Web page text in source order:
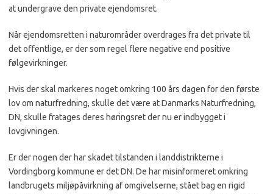
at undergrave den private ejendomsret.
Når ejendomsretten i naturområder overdrages fra det private til
det offentlige, er der som regel flere negative end positive
følgevirkninger.
Hvis der skal markeres noget omkring 100 års dagen for den første
lov om naturfredning, skulle det være at Danmarks Naturfredning,
DN, skulle fratages deres høringsret der nu er indbygget i
lovgivningen.
Er der nogen der har skadet tilstanden i landdistrikterne i
Vordingborg kommune er det DN. De har misinformeret omkring
landbrugets miljøpåvirkning af omgivelserne, stået bag en rigid